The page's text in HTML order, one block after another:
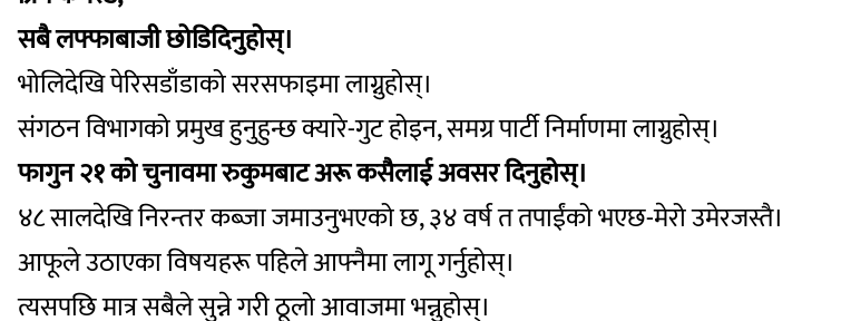
सबै लफ्फाबाजी छोडिदिनुहोस्।
भोलिदेखि पेरिसडाँडाको सरसफाइमा लाग्नुहोस्।
संगठन विभागको प्रमुख हुनुहुन्छ क्यारे-गुट होइन, समग्र पार्टी निर्माणमा लाग्नुहोस्।
फागुन २१ को चुनावमा रुकुमबाट अरू कसैलाई अवसर दिनुहोस्।
४८ सालदेखि निरन्तर कब्जा जमाउनुभएको छ, ३४ वर्ष त तपाईंको भएछ-मेरो उमेरजस्तै।
आफूले उठाएका विषयहरू पहिले आफ्नैमा लागू गर्नुहोस्।
त्यसपछि मात्र सबैले सुन्ने गरी ठूलो आवाजमा भन्नुहोस्।